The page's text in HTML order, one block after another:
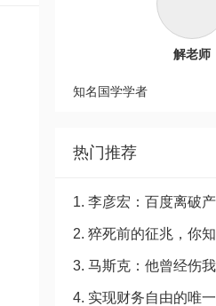
解老师
知名国学学者
热门推荐
1. 李彦宏：百度离破
2. 猝死前的征兆，你
3. 马斯克：他曾经伤
4. 实现财务自由的唯